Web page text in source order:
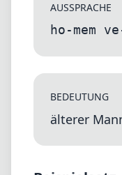
AUSSPRACHE
ho-mem
BEDEUTUNG
älterer